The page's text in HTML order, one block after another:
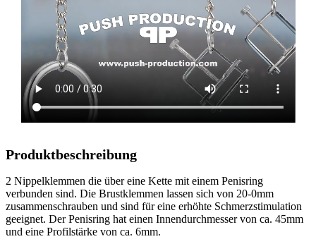
Produktbeschreibung
2 Nippelklemmen die über eine Kette mit einem Penisring
verbunden sind. Die Brustklemmen lassen sich von 20-0mm
zusammenschrauben und sind für eine erhöhte Schmerzstimulation
geeignet. Der Penisring hat einen Innendurchmesser von ca. 45mm
und eine Profilstärke von ca. 6mm.